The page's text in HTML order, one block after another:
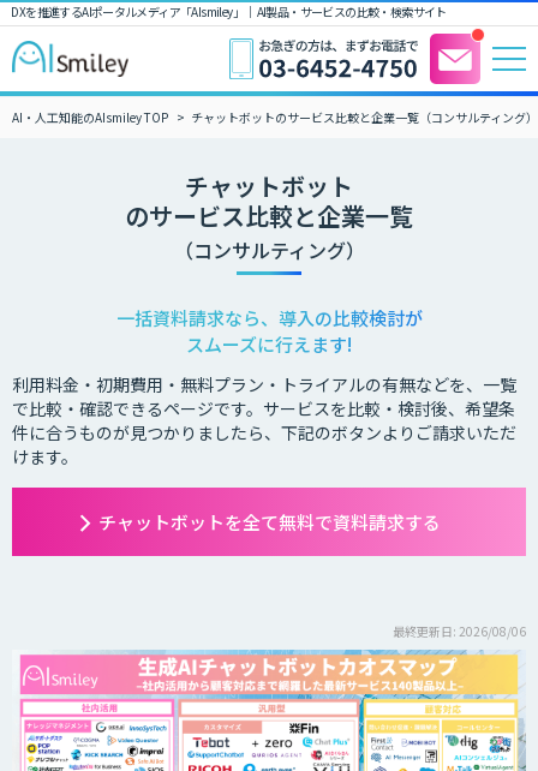
DXを推進するAIポータルメディア「AIsmiley」｜ AI製品・サービスの比較・検索サイト
AI・人工知能のAIsmiley TOP チャットボットのサービス比較と企業一覧（コンサルティング）
チャットボット
のサービス比較と企業一覧
（コンサルティング）
一括資料請求なら、導入の比較検討が
スムーズに行えます!
利用料金・初期費用・無料プラン・トライアルの有無などを、一覧
で比較・確認できるページです。サービスを比較・検討後、希望条
件に合うものが見つかりましたら、下記のボタンよりご請求いただ
けます。
チャットボットを全て無料で資料請求する
最終更新日: 2026/08/06